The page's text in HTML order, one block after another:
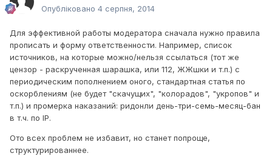
Опубліковано 4 серпня, 2014
Для эффективной работы модератора сначала нужно правила
прописать и форму ответственности. Например, список
источников, на которые можно/нельзя ссылаться (тот же
цензор - раскрученная шарашка, или 112, ЖЖшки и т.п.) с
периодическим пополнением оного, стандартная статья по
оскорблениям (не будет "скачущих", "колорадов", "укропов" и
т.п.) и промерка наказаний: ридонли день-три-семь-месяц-бан
в т.ч. по IP.
Ото всех проблем не избавит, но станет попроще,
структурированнее.